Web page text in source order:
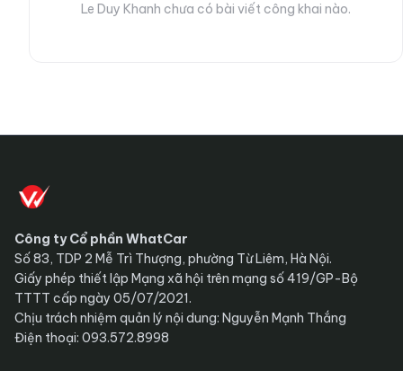
Le Duy Khanh chưa có bài viết công khai nào.
Công ty Cổ phần WhatCar
Số 83, TDP 2 Mễ Trì Thượng, phường Từ Liêm, Hà Nội.
Giấy phép thiết lập Mạng xã hội trên mạng số 419/GP-Bộ
TTTT cấp ngày 05/07/2021.
Chịu trách nhiệm quản lý nội dung: Nguyễn Mạnh Thắng
Điện thoại: 093.572.8998